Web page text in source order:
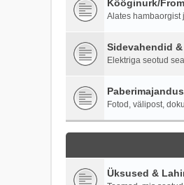
Kööginurk/
Alates hambaorgist
Sidevahendid
Elektriga seotud
Fotod, välipost,
Üksused &